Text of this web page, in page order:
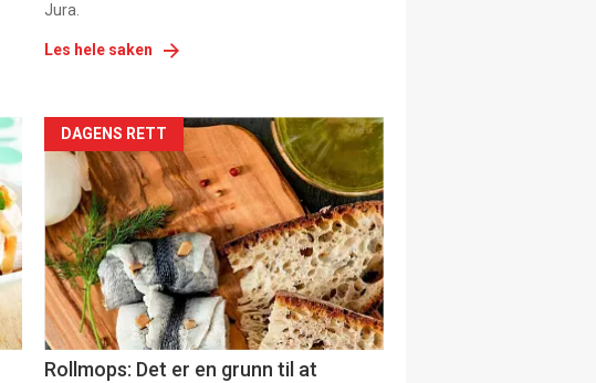
Jura.
Les hele saken
Forsiden
akkurat
nå
-
6
DAGENS RETT
Rollmops: Det er en grunn til at